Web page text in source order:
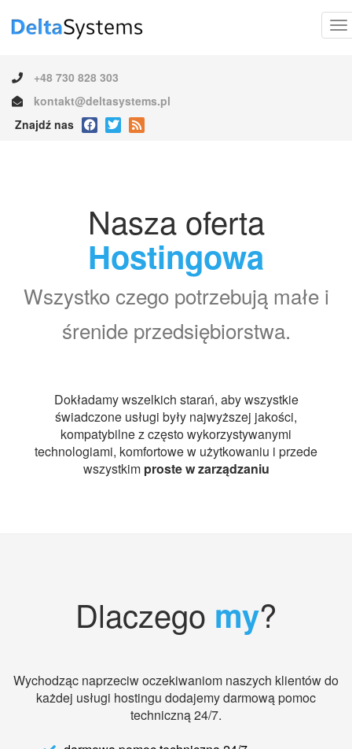
+48 730 828 303
kontakt@deltasystems.pl
Znajdź nas
Nasza oferta
Hostingowa
Wszystko czego potrzebują małe i
śrenide przedsiębiorstwa.
Dokładamy wszelkich starań, aby wszystkie
świadczone usługi były najwyższej jakości,
kompatybilne z często wykorzystywanymi
technologiami, komfortowe w użytkowaniu i przede
wszystkim proste w zarządzaniu
Dlaczego my?
Wychodząc naprzeciw oczekiwaniom naszych klientów do
każdej usługi hostingu dodajemy darmową pomoc
techniczną 24/7.